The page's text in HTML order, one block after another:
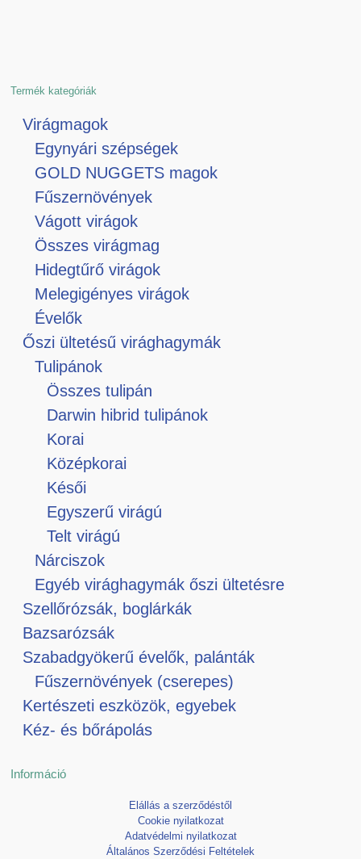
Termék kategóriák
Virágmagok
Egynyári szépségek
GOLD NUGGETS magok
Fűszernövények
Vágott virágok
Összes virágmag
Hidegtűrő virágok
Melegigényes virágok
Évelők
Őszi ültetésű virághagymák
Tulipánok
Összes tulipán
Darwin hibrid tulipánok
Korai
Középkorai
Késői
Egyszerű virágú
Telt virágú
Nárciszok
Egyéb virághagymák őszi ültetésre
Szellőrózsák, boglárkák
Bazsarózsák
Szabadgyökerű évelők, palánták
Fűszernövények (cserepes)
Kertészeti eszközök, egyebek
Kéz- és bőrápolás
Információ
Elállás a szerződéstől
Cookie nyilatkozat
Adatvédelmi nyilatkozat
Általános Szerződési Feltételek